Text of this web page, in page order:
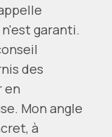
garanti.
des
en
Mon angle
à